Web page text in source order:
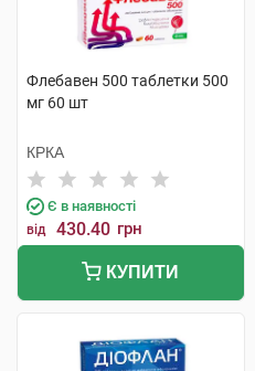
Флебавен 500 таблетки 500
мг 60 шт
КРКА
Є в наявності
від 430.40 грн
КУПИТИ